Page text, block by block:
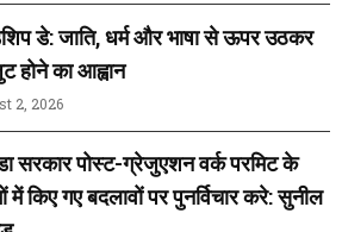
डे: जाति, धर्म और भाषा से ऊपर उठकर
होने का आह्वान
2, 2026
सरकार पोस्ट-ग्रेजुएशन वर्क परमिट के
में किए गए बदलावों पर पुनर्विचार करे: सुनील